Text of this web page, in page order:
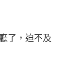
了，迫不及